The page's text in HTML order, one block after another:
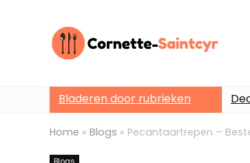
Bladeren door rubrieken
Home » Blogs » Pecantaartrepen –